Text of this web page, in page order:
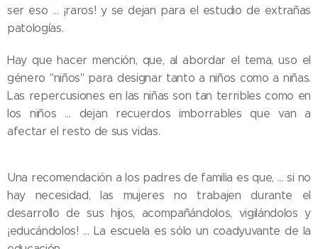
ser eso … ¡raros! y se dejan para el estudio de extrañas
patologías.
Hay que hacer mención, que, al abordar el tema, uso el
género "niños" para designar tanto a niños como a niñas.
Las repercusiones en las niñas son tan terribles como en
los niños … dejan recuerdos imborrables que van a
afectar el resto de sus vidas.
Una recomendación a los padres de familia es que, … si no
hay necesidad, las mujeres no trabajen durante el
desarrollo de sus hijos, acompañándolos, vigilándolos y
¡educándolos! … La escuela es sólo un coadyuvante de la